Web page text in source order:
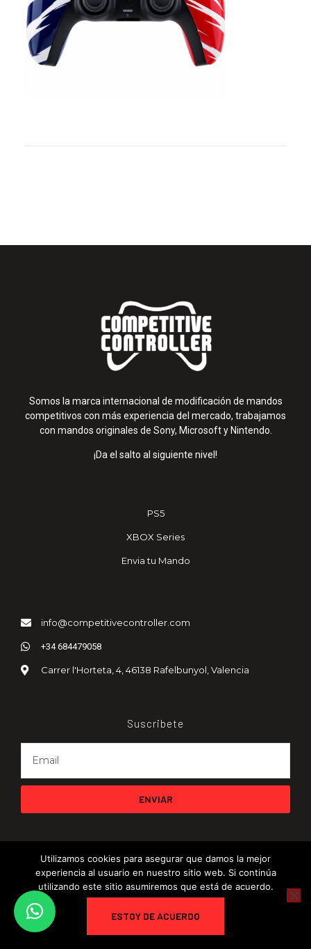
Somos la marca internacional de modificación de mandos
competitivos con más experiencia del mercado, trabajamos
con mandos originales de Sony, Microsoft y Nintendo.
¡Da el salto al siguiente nivel!
PS5
XBOX Series
Envia tu Mando
info@competitivecontroller.com
+34 684479058
Carrer l'Horteta, 4, 46138 Rafelbunyol, Valencia
Suscribete
ENVIAR
© 2024 CompetitiveController. All rights reserved.
Condiciones de Uso
Utilizamos cookies para asegurar que damos la mejor
experiencia al usuario en nuestro sitio web. Si continúa
utilizando este sitio asumiremos que está de acuerdo.
ESTOY DE ACUERDO